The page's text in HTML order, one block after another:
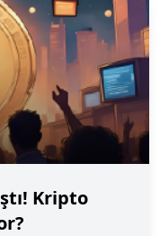
Kripto